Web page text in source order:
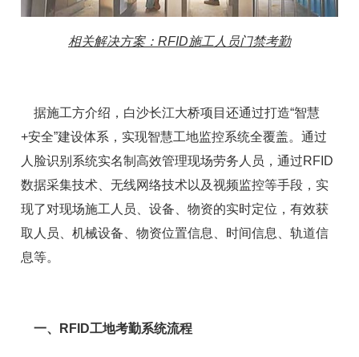
相关解决方案：RFID施工人员门禁考勤
据施工方介绍，白沙长江大桥项目还通过打造“智慧
+安全”建设体系，实现智慧工地监控系统全覆盖。通过
人脸识别系统实名制高效管理现场劳务人员，通过RFID
数据采集技术、无线网络技术以及视频监控等手段，实
现了对现场施工人员、设备、物资的实时定位，有效获
取人员、机械设备、物资位置信息、时间信息、轨道信
息等。
一、RFID工地考勤系统流程